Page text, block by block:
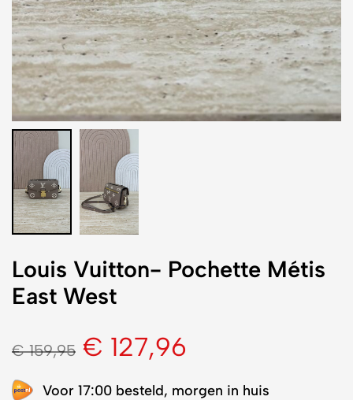
Louis Vuitton- Pochette Métis
East West
€159,95 € 127,96
Voor 17:00 besteld, morgen in huis